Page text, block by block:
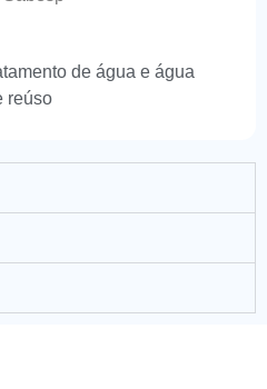
de água e água
reúso